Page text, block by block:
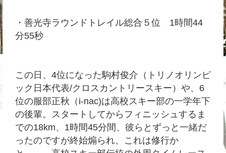
・善光寺ラウンドトレイル総合５位 1時間44
分55秒
この日、4位になった駒村俊介（トリノオリンピ
ック日本代表/クロスカントリースキー）や、6
位の服部正秋（i-nac)は高校スキー部の一学年下
の後輩。スタートしてからフィニッシュするま
での18km、1時間45分間、彼らとずっと一緒だ
ったのですが終始煽られ、これは修行か